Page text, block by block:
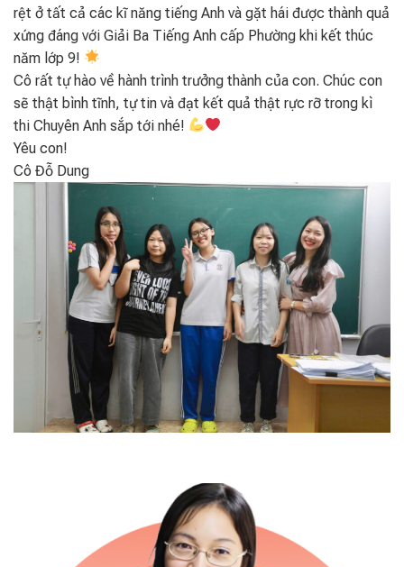
rệt ở tất cả các kĩ năng tiếng Anh và gặt hái được thành quả
xứng đáng với Giải Ba Tiếng Anh cấp Phường khi kết thúc
năm lớp 9!
Cô rất tự hào về hành trình trưởng thành của con. Chúc con
sẽ thật bình tĩnh, tự tin và đạt kết quả thật rực rỡ trong kì
thi Chuyên Anh sắp tới nhé!
Yêu con!
Cô Đỗ Dung